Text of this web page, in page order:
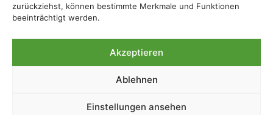
zurückziehst, können bestimmte Merkmale und Funktionen
beeinträchtigt werden.
Akzeptieren
Ablehnen
Einstellungen ansehen
Webseiten-Layout:www.grafikdesign-schikora.de